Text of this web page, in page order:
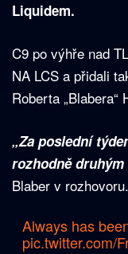
Liquidem.
C9 po výhře nad
NA LCS a přidali
Roberta
„Za poslední
rozhodně
Blaber v rozhovoru.
Always has
pic.twitter.com/